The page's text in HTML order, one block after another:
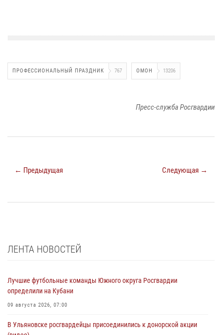
ПРОФЕССИОНАЛЬНЫЙ ПРАЗДНИК 767 ОМОН 13206
Пресс-служба Росгвардии
← Предыдущая Следующая →
ЛЕНТА НОВОСТЕЙ
Лучшие футбольные команды Южного округа Росгвардии
определили на Кубани
09 августа 2026, 07:00
В Ульяновске росгвардейцы присоединились к донорской акции